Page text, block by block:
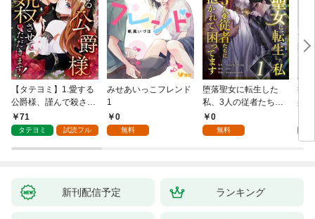
【タテヨミ】1.愛する
公爵様、謹んで殺させ
ていただきます！
71
タテヨミ 試読フル
みせあいっこフレンド
1
0
無料
堕落聖女に転生した
私、3人の従者たちに
抱かれて困ってます 第
1話
0
無料
授
身
新刊配信予定 ランキング